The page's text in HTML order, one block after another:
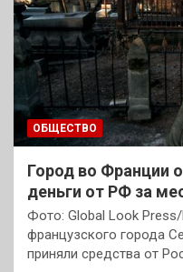
ОБЩЕСТВО
Город во Франции
деньги от РФ за
Фото: Global Look
французского города
приняли средства от